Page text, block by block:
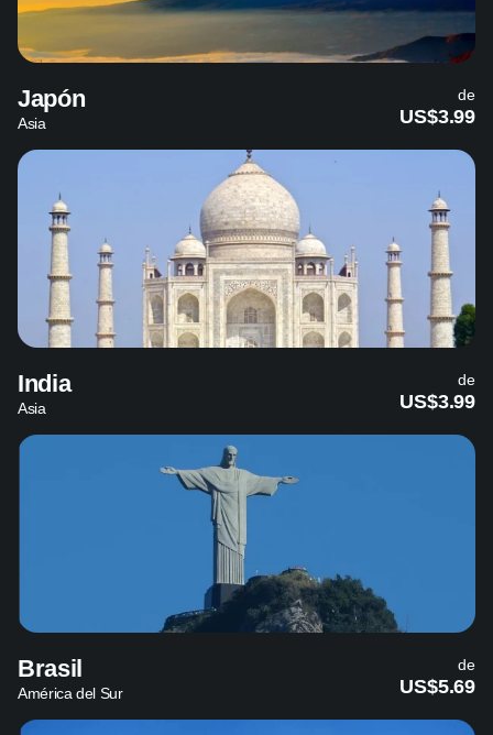
Japón
Asia
de
US$3.99
India
Asia
de
US$3.99
Brasil
América del Sur
de
US$5.69